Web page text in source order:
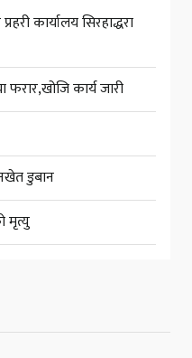
कार्यालय सिरहाद्धरा
फरार,खोजि कार्य जारी
डुबान
मृत्यु